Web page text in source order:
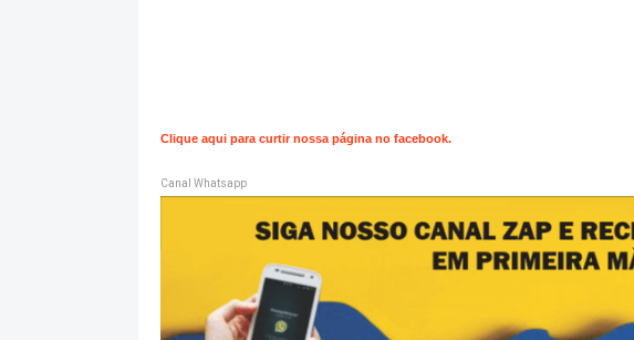
Clique aqui para curtir nossa página no facebook.
Canal Whatsapp